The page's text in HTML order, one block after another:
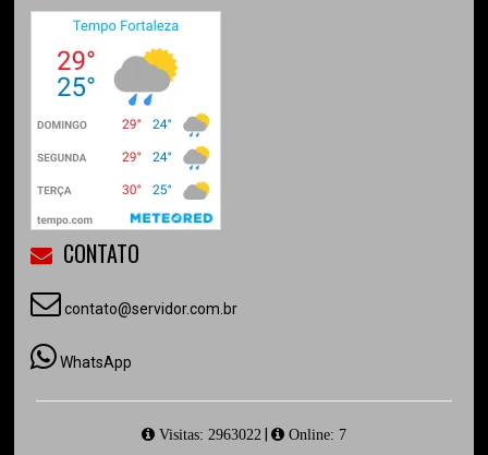
CONTATO
contato@servidor.com.br
WhatsApp
Visitas: 2963022 Online: 7